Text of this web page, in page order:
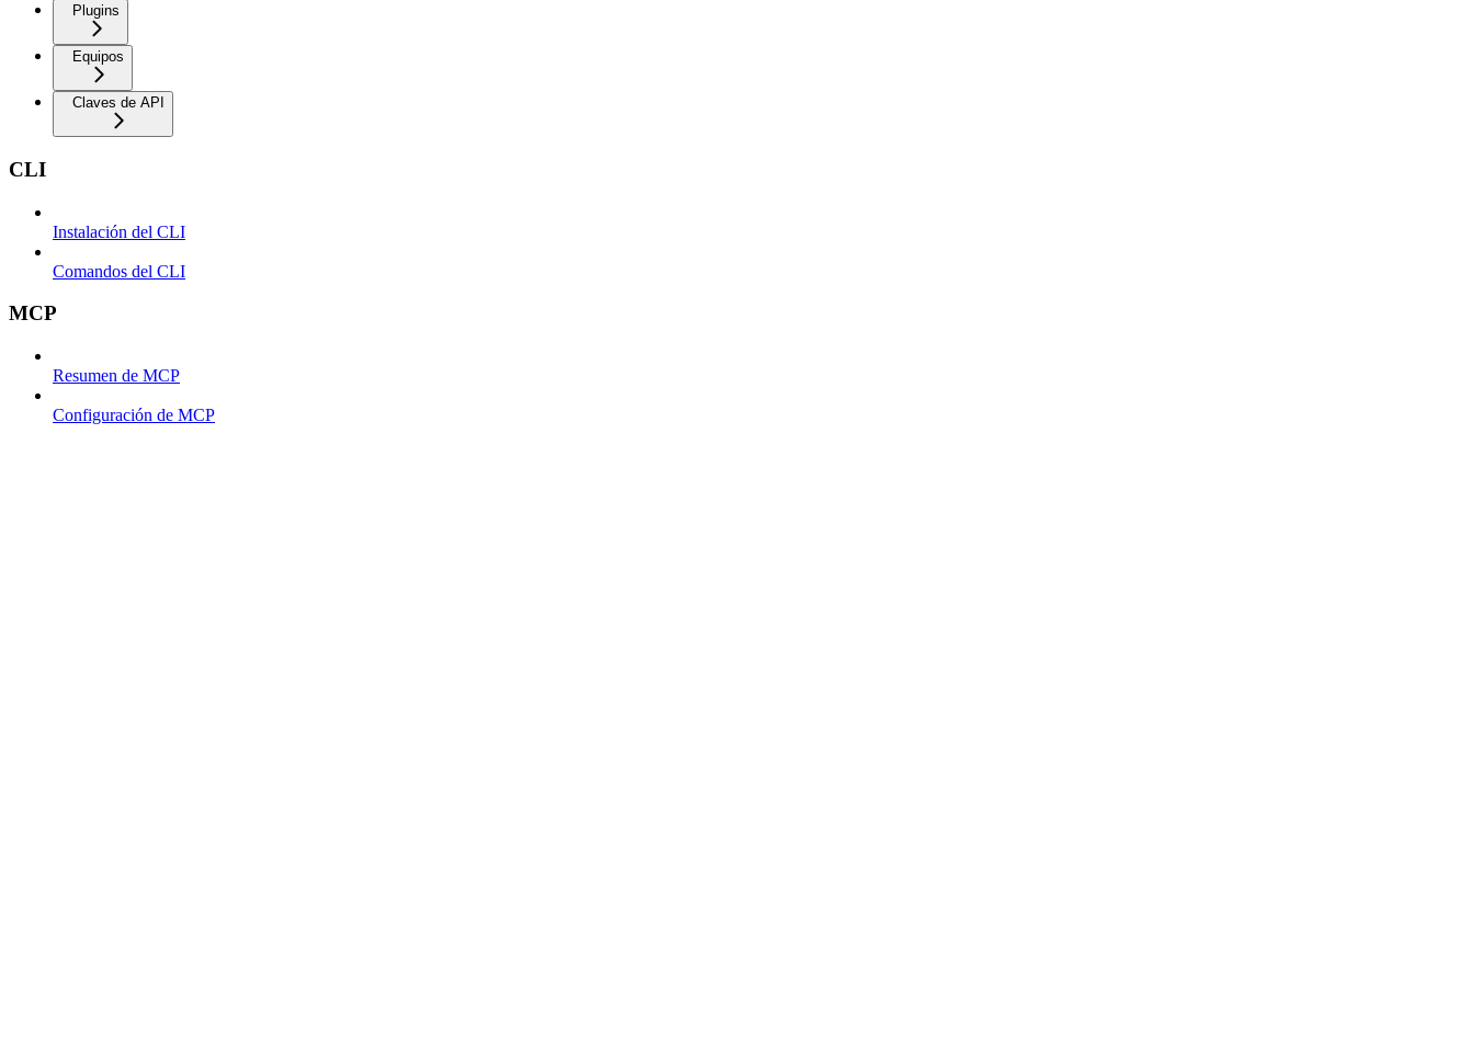
Plugins
Equipos
Claves de API
CLI
Instalación del CLI
Comandos del CLI
MCP
Resumen de MCP
Configuración de MCP